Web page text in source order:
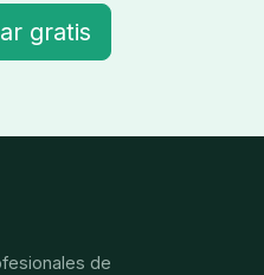
gratis
de